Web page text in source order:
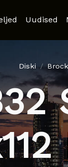
Uudised
Diski